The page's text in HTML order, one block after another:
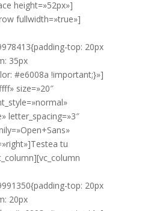
height=»52px»]
fullwidth=»true»]
top: 20px
35px
#e6008a !important;}»]
size=»20″
letter_spacing=»3″
tu
top: 20px
20px